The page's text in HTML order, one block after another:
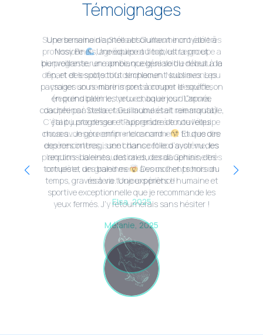
Témoignages
Mélanie, 2025
Superbe semaine. Stella et Guillaume ont été très
professionnels, agréables et flexibles. Le groupe a
pu progresser en apnée, quelque soit le niveau de
départ et les objectifs de chacun. Nous avons pu
croiser un nombre impressionnant d’espèces
(requins baleine, tortues, baleines d’Omura,
dauphins à bosse, raies mobulas et raie manta).
C’était juste dingue ! Puis grâce à toute l’équipe
nous avons pu comprendre comment toutes ces
espèces interagissent dans cet eco système, les
planctons, la restauration du corail. Semaine très
complète, un grand merci à vous 2 et promis on
restera toujours prêts !!
Elsa, 2025
Daphné, 2023